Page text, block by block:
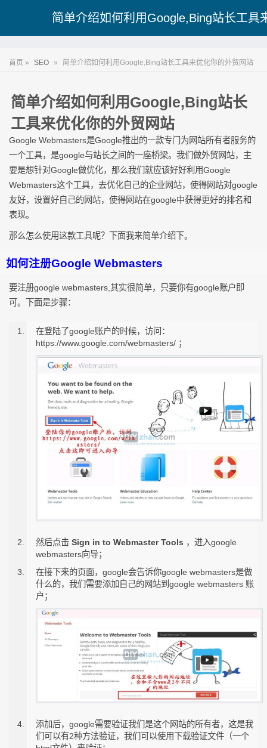
简单介绍如何利用Google,Bing站长工具
首页 » SEO » 简单介绍如何利用Google,Bing站长工具来优化你的外贸网站
简单介绍如何利用Google,Bing站长
工具来优化你的外贸网站
Google Webmasters是Google推出的一款专门为网站所有者服务的
一个工具，是google与站长之间的一座桥梁。我们做外贸网站，主
要是想针对Google做优化，那么我们就应该好好利用Google
Webmasters这个工具，去优化自己的企业网站，使得网站对google
友好，设置好自己的网站，使得网站在google中获得更好的排名和
表现。
那么怎么使用这款工具呢？下面我来简单介绍下。
如何注册Google Webmasters
要注册google webmasters,其实很简单，只要你有google账户即
可。下面是步骤：
在登陆了google账户的时候，访问：
https://www.google.com/webmasters/ ；
然后点击 Sign in to Webmaster Tools ，进入google
webmasters向导；
在接下来的页面，google会告诉你google webmasters是做
什么的，我们需要添加自己的网站到google webmasters 账
户；
添加后，google需要验证我们是这个网站的所有者，这是我
们可以有2种方法验证，我们可以使用下载验证文件（一个